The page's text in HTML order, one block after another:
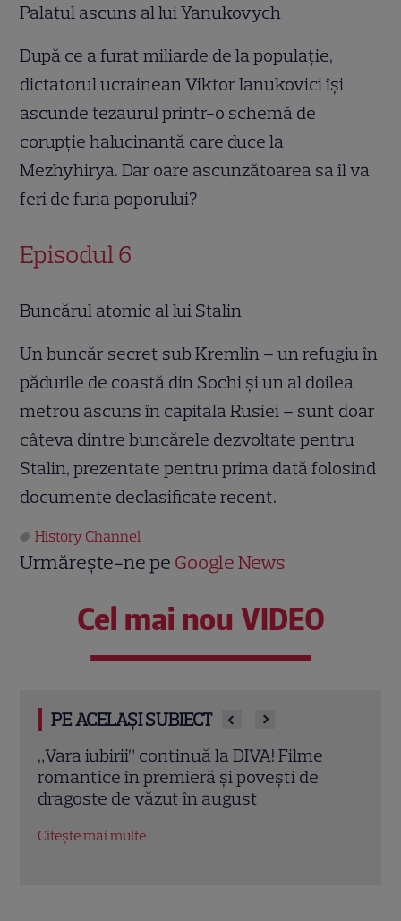
Palatul ascuns al lui Yanukovych
După ce a furat miliarde de la populație,
dictatorul ucrainean Viktor Ianukovici își
ascunde tezaurul printr-o schemă de
corupție halucinantă care duce la
Mezhyhirya. Dar oare ascunzătoarea sa îl va
feri de furia poporului?
Episodul 6
Buncărul atomic al lui Stalin
Un buncăr secret sub Kremlin – un refugiu în
pădurile de coastă din Sochi și un al doilea
metrou ascuns în capitala Rusiei – sunt doar
câteva dintre buncărele dezvoltate pentru
Stalin, prezentate pentru prima dată folosind
documente declasificate recent.
History Channel
Urmărește-ne pe Google News
Cel mai nou VIDEO
PE ACELAȘI SUBIECT
Eva Pavel a început filmările pentru noul
sezon „Apel la consilier”. Ce pregătește
la Kanal D
Citește mai multe